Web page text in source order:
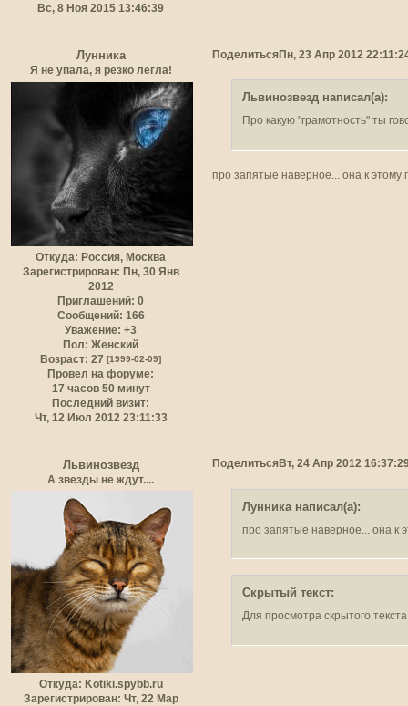
Вс, 8 Ноя 2015 13:46:39
ПоделитьсяПн, 23 Апр 2012
Лунника
Я не упала, я резко легла!
Откуда: Россия, Москва
Зарегистрирован: Пн, 30 Янв
2012
Приглашений: 0
Сообщений: 166
Уважение: +3
Пол: Женский
Возраст: 27[1999-02-09]
Провел на форуме:
17 часов 50 минут
Последний визит:
Чт, 12 Июл 2012 23:11:33
Львинозвезд написал(а):
Про какую "грамотность" ты
про запятые наверное... она к
Поделиться Вт, 24 Апр 2012
Львинозвезд
А звезды не ждут....
Откуда: Kotiki.spybb.ru
Зарегистрирован: Чт, 22 Мар
Лунника написал(а):
про запятые наверное... она к
Скрытый текст:
Для просмотра скрытого